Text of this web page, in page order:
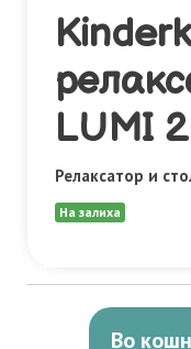
LUMI 2
Релаксатор и
На залиха
Во